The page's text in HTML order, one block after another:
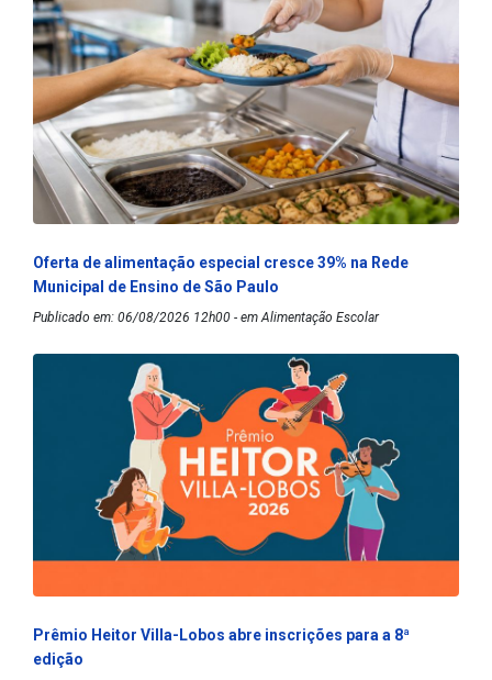
Oferta de alimentação especial cresce 39% na Rede
Municipal de Ensino de São Paulo
Publicado em: 06/08/2026 12h00 - em Alimentação Escolar
Prêmio Heitor Villa-Lobos abre inscrições para a 8ª
edição